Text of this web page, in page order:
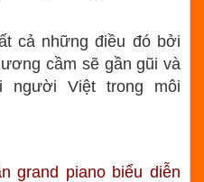
cả những điều đó bởi
cầm sẽ gần gũi và
người Việt trong môi
grand piano biểu diễn